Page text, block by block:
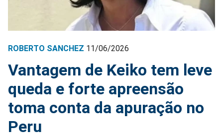
ROBERTO SANCHEZ 11/06/2026
Vantagem de Keiko tem leve
queda e forte apreensão
toma conta da apuração no
Peru